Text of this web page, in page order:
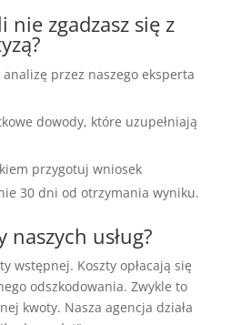
nie zgadzasz się z
przez naszego eksperta
dowody, które uzupełniają
przygotuj wniosek
30 dni od otrzymania wyniku.
naszych usług?
wstępnej. Koszty opłacają się
odszkodowania. Zwykle to
kwoty. Nasza agencja działa